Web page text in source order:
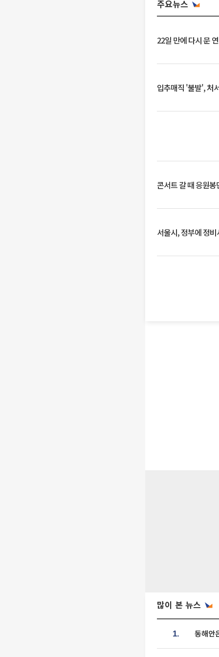
주요뉴스
22일 만에 다시 문
입추매직 '불발', 처
콘서트 갈 때 응원
서울시, 정부에 정
많이 본 뉴스
1. 동해안